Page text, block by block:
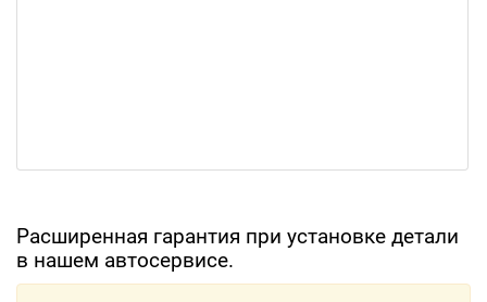
Расширенная гарантия при установке детали
в нашем автосервисе.